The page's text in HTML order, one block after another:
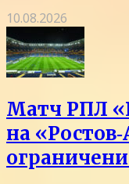
10.08.2026
Матч РПЛ
на